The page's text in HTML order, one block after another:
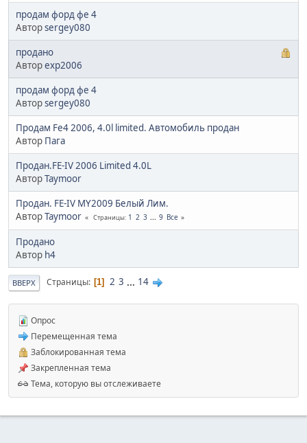
продам форд фе 4
Авторsergey080
продано
Авторexp2006
продам форд фе 4
Авторsergey080
Продам Fe4 2006, 4.0l limited. Автомобиль продан
Автор Пага
Продан.FE-IV 2006 Limited 4.0L
АвторTaymoor
Продан. FE-IV MY2009 Белый Лим.
АвторTaymoor Страницы 1 2 3 ... 9 Все
Продано
Автор h4
ВВЕРХ Страницы 1 2 3 ... 14
Опрос
Перемещенная тема
Заблокированная тема
Закрепленная тема
Тема, которую вы отслеживаете